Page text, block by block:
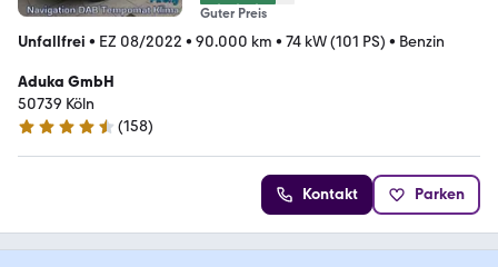
Guter Preis
Unfallfrei • EZ 08/2022 • 90.000 km • 74 kW (101 PS) • Benzin
Aduka GmbH
50739 Köln
4.6 Sterne
(158)
Kontakt Parken